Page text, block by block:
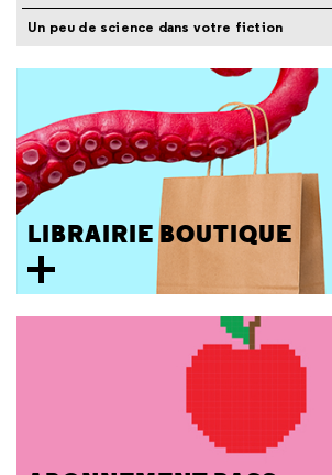
Un peu de science dans votre fiction
LIBRAIRIE BOUTIQUE